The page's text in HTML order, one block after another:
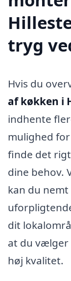
tryg
Hvis du
af køkken i
indhente
mulighed
finde det
dine behov.
kan du
dit
at du vælger
høj kvalitet.